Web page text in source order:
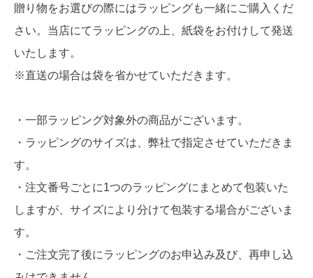
贈り物をお選びの際にはラッピングも一緒にご購入くだ
さい。当店にてラッピングの上、紙袋をお付けして発送
いたします。
※直送の場合は袋を省かせていただきます。
・一部ラッピング対象外の商品がございます。
・ラッピングのサイズは、弊社で指定させていただきま
す。
・注文番号ごとに1つのラッピングにまとめて包装いた
しますが、サイズにより分けて包装する場合がございま
す。
・ご注文完了後にラッピングのお申込み及び、再申し込